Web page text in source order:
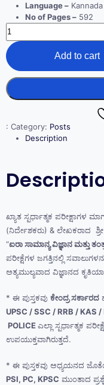
Language – Kannada
No of Pages – 592
Add to cart
: Category: Posts
Description
ಖ್ಯಾತ ಸ್ಪರ್ಧಾತ್ಮಕ ಪರೀಕ್ಷಾಗಳ
(ನಿರ್ದೇಶಕರು) & ಲೇಖಕರಾದ
“ಐರಾ ಸಾಮಾನ್ಯ ವಿಜ್ಞಾನ ಮತ್ತು
ಪರೀಕ್ಷೆಗಳ ಜಗತ್ತಿನಲ್ಲಿ
ಅತ್ಯಮುಲ್ಯವಾದ ವಿಜ್ಞಾನದ
* ಈ ಪುಸ್ತಕವು ಕೇಂದ್ರ ಸರ್ಕಾರದ
UPSC / SSC / RRB / KAS /
POLICEಎಲ್ಲಾ ಸ್ಪರ್ಧಾತ್ಮಕ
ಉಪಯುಕ್ತವಾಗಿರುತ್ತದೆ.
* ಈ ಪುಸ್ತಕವು ಅಧ್ಯಯನದ
PSI, PC, KPSC ಮುಂತಾದ